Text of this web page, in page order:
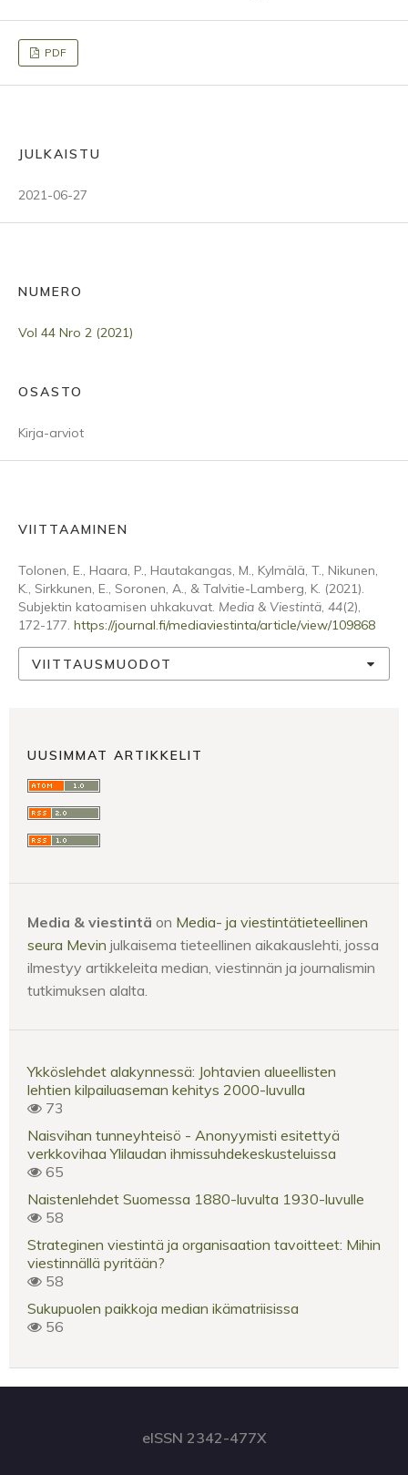
PDF
JULKAISTU
2021-06-27
NUMERO
Vol 44 Nro 2 (2021)
OSASTO
Kirja-arviot
VIITTAAMINEN
Tolonen, E., Haara, P., Hautakangas, M., Kylmälä, T., Nikunen,
K., Sirkkunen, E., Soronen, A., & Talvitie-Lamberg, K. (2021).
Subjektin katoamisen uhkakuvat. Media & Viestintä, 44(2),
172-177. https://journal.fi/mediaviestinta/article/view/109868
VIITTAUSMUODOT
UUSIMMAT ARTIKKELIT
Media & viestintä on Media- ja viestintätieteellinen
seura Mevin julkaisema tieteellinen aikakauslehti, jossa
ilmestyy artikkeleita median, viestinnän ja journalismin
tutkimuksen alalta.
Ykköslehdet alakynnessä: Johtavien alueellisten
lehtien kilpailuaseman kehitys 2000-luvulla
73
Naisvihan tunneyhteisö - Anonyymisti esitettyä
verkkovihaa Ylilaudan ihmissuhdekeskusteluissa
65
Naistenlehdet Suomessa 1880-luvulta 1930-luvulle
58
Strateginen viestintä ja organisaation tavoitteet: Mihin
viestinnällä pyritään?
58
Sukupuolen paikkoja median ikämatriisissa
56
eISSN 2342-477X